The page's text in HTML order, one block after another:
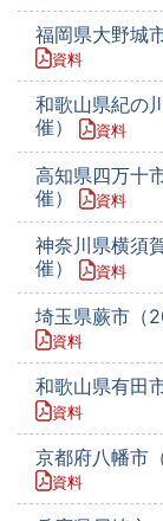
福岡県大野城
資料
和歌山県紀の
催）
資料
高知県四万十
催）
資料
神奈川県横須
催）
資料
埼玉県蕨市（
資料
和歌山県有田
資料
京都府八幡市
資料